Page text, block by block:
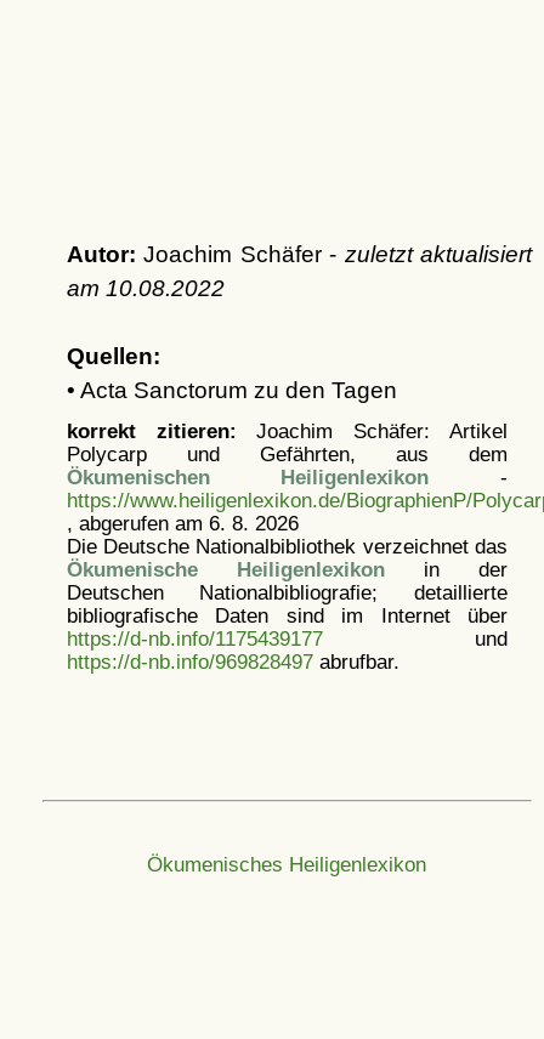
Autor: Joachim Schäfer - zuletzt aktualisiert
am 10.08.2022
Quellen:
• Acta Sanctorum zu den Tagen
korrekt zitieren: Joachim Schäfer: Artikel
Polycarp und Gefährten, aus dem
Ökumenischen Heiligenlexikon -
https://www.heiligenlexikon.de/BiographienP/
, abgerufen am 6. 8. 2026
Die Deutsche Nationalbibliothek verzeichnet das
Ökumenische Heiligenlexikonin der
Deutschen Nationalbibliografie; detaillierte
bibliografische Daten sind im Internet über
https://d-nb.info/1175439177und
https://d-nb.info/969828497abrufbar.
Ökumenisches Heiligenlexikon